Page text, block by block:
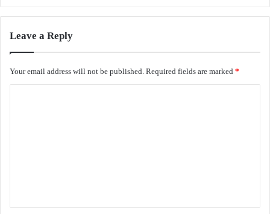
Leave a Reply
Your email address will not be published. Required fields are marked *